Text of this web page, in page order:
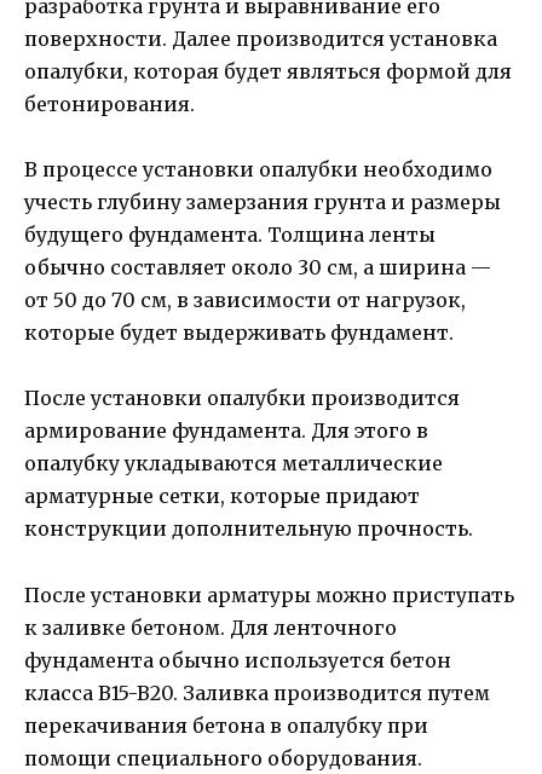
разработка грунта и выравнивание его
поверхности. Далее производится установка
опалубки, которая будет являться формой для
бетонирования.
В процессе установки опалубки необходимо
учесть глубину замерзания грунта и размеры
будущего фундамента. Толщина ленты
обычно составляет около 30 см, а ширина —
от 50 до 70 см, в зависимости от нагрузок,
которые будет выдерживать фундамент.
После установки опалубки производится
армирование фундамента. Для этого в
опалубку укладываются металлические
арматурные сетки, которые придают
конструкции дополнительную прочность.
После установки арматуры можно приступать
к заливке бетоном. Для ленточного
фундамента обычно используется бетон
класса B15-B20. Заливка производится путем
перекачивания бетона в опалубку при
помощи специального оборудования.